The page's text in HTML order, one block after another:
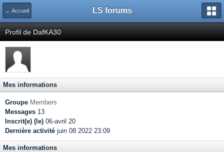
← Accueil LS forums
Profil de DafKA30
Mes informations
Groupe Members
Messages 13
Inscrit(e) (le) 06-avril 20
Dernière activité juin 08 2022 23:09
Mes informations